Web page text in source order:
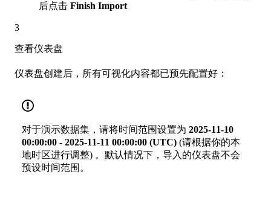
后点击 Finish Import
3
查看仪表盘
仪表盘创建后，所有可视化内容都已预先配置好：
对于演示数据集，请将时间范围设置为 2025-11-10
00:00:00 - 2025-11-11 00:00:00 (UTC) (请根据你的本
地时区进行调整) 。默认情况下，导入的仪表盘不会
预设时间范围。